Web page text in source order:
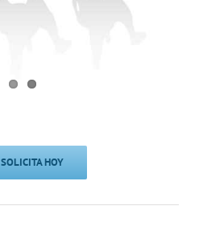
SOLICITA HOY